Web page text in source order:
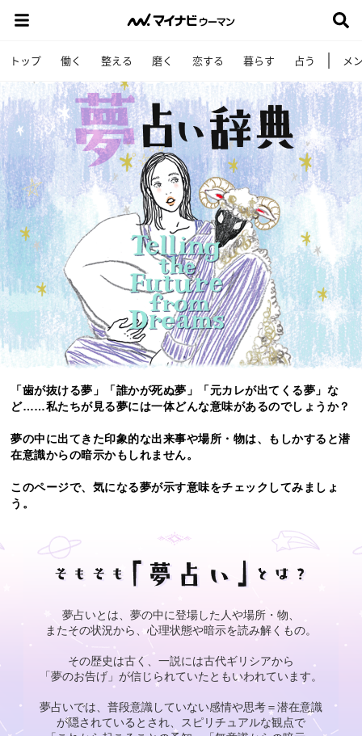
トップ 働く 整える 磨く 恋する 暮らす 占う メ
「歯が抜ける夢」「誰かが死ぬ夢」「元カレが出てくる夢」な
ど……私たちが見る夢には一体どんな意味があるのでしょうか？
夢の中に出てきた印象的な出来事や場所・物は、もしかすると潜
在意識からの暗示かもしれません。
このページで、気になる夢が示す意味をチェックしてみましょ
う。
夢占いとは、夢の中に登場した人や場所・物、
またその状況から、心理状態や暗示を読み解くもの。
その歴史は古く、一説には古代ギリシアから
「夢のお告げ」が信じられていたともいわれています。
夢占いでは、普段意識していない感情や思考＝潜在意識
が隠されているとされ、スピリチュアルな観点で